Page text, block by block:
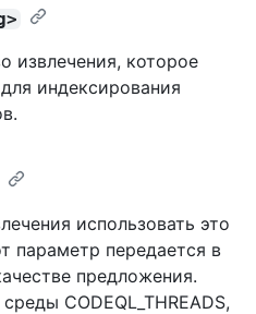
извлечения, которое
индексирования
использовать это
параметр передается в
предложения.
CODEQL_THREADS,